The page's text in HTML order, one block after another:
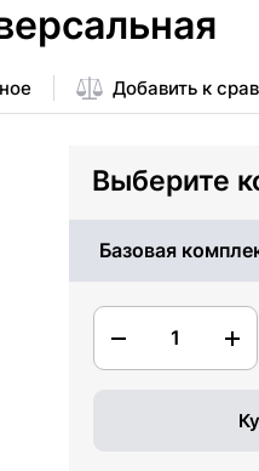
Добавить к
Выберите
Базовая
1